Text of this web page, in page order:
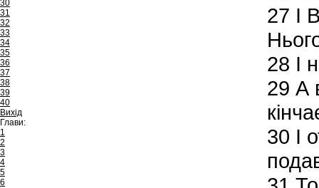
30
31
32
33
34
35
36
37
38
39
40
Вихід
Глави:
1
2
3
4
5
6
27 І
28 І
29 А
30 І